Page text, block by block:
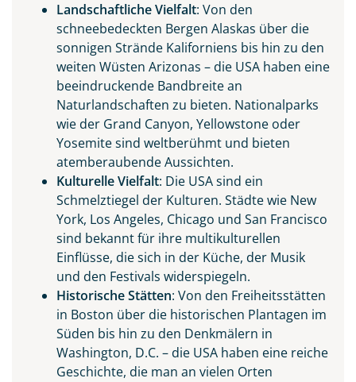
Landschaftliche Vielfalt: Von den
schneebedeckten Bergen Alaskas über die
sonnigen Strände Kaliforniens bis hin zu den
weiten Wüsten Arizonas – die USA haben eine
beeindruckende Bandbreite an
Naturlandschaften zu bieten. Nationalparks
wie der Grand Canyon, Yellowstone oder
Yosemite sind weltberühmt und bieten
atemberaubende Aussichten.
Kulturelle Vielfalt: Die USA sind ein
Schmelztiegel der Kulturen. Städte wie New
York, Los Angeles, Chicago und San Francisco
sind bekannt für ihre multikulturellen
Einflüsse, die sich in der Küche, der Musik
und den Festivals widerspiegeln.
Historische Stätten: Von den Freiheitsstätten
in Boston über die historischen Plantagen im
Süden bis hin zu den Denkmälern in
Washington, D.C. – die USA haben eine reiche
Geschichte, die man an vielen Orten